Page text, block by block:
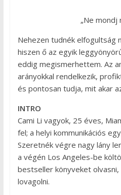
„Ne mondj
Nehezen tudnék elfogultság
hiszen ő az egyik
eddig megismerhettem. Az
arányokkal rendelkezik,
és pontosan tudja, mit akar
INTRO
Cami Li vagyok, 25 éves,
fel; a helyi kommunikációs
Szeretnék végre nagy lány
a végén Los Angeles-be
bestseller könyveket
lovagolni.